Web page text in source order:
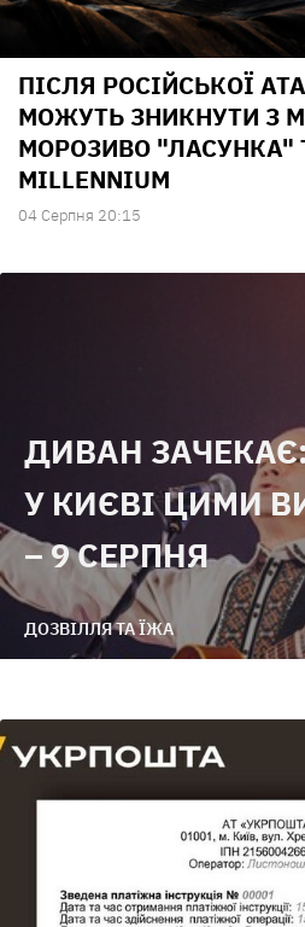
ПІСЛЯ РОСІЙСЬКОЇ
МОЖУТЬ ЗНИКНУТИ З
МОРОЗИВО "ЛАСУНКА"
MILLENNIUM
04 Серпня 20:15
ДИВАН
У КИЄВІ ЦИМИ
– 9 СЕРПНЯ
ДОЗВІЛЛЯ ТА ЇЖА